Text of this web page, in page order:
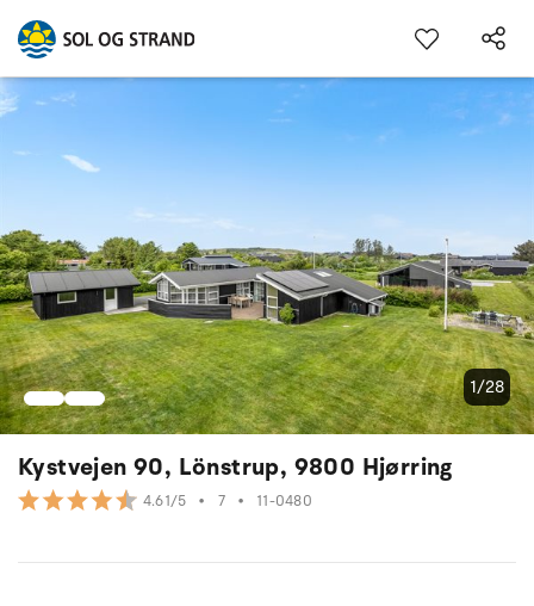
Kystvejen 90, Lönstrup, 9800 Hjørring
4.61/5 • 7 • 11-0480
1/28